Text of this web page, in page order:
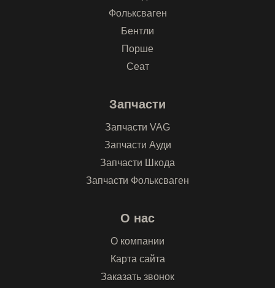
Фольксваген
Бентли
Порше
Сеат
Запчасти
Запчасти VAG
Запчасти Ауди
Запчасти Шкода
Запчасти Фольксваген
О нас
О компании
Карта сайта
Заказать звонок